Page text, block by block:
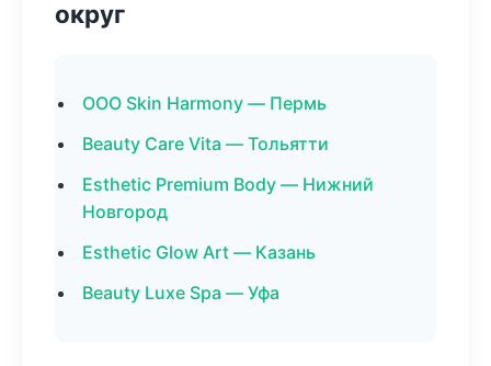
округ
ООО Skin Harmony — Пермь
Beauty Care Vita — Тольятти
Esthetic Premium Body — Нижний
Новгород
Esthetic Glow Art — Казань
Beauty Luxe Spa — Уфа